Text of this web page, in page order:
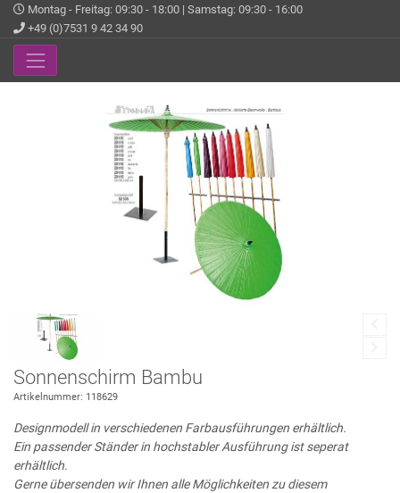
Montag - Freitag: 09:30 - 18:00 | Samstag: 09:30 - 16:00
+49 (0)7531 9 42 34 90
Sonnenschirm Bambu
Artikelnummer: 118629
Designmodell in verschiedenen Farbausführungen erhältlich.
Ein passender Ständer in hochstabler Ausführung ist seperat
erhältlich.
Gerne übersenden wir Ihnen alle Möglichkeiten zu diesem